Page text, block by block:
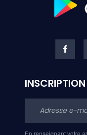
INSCRIPTION
En renseignant votre